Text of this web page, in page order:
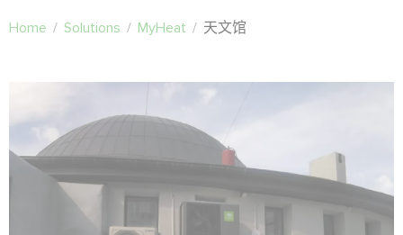
Home / Solutions / MyHeat / 天文馆